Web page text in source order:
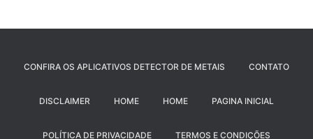
CONFIRA OS APLICATIVOS DETECTOR DE METAIS CONTATO
DISCLAIMER HOME HOME PAGINA INICIAL
POLÍTICA DE PRIVACIDADE TERMOS E CONDIÇÕES